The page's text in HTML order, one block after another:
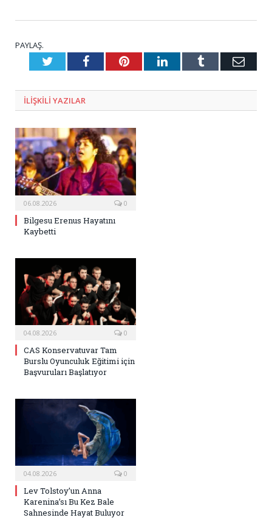
PAYLAŞ.
TwitterFacebookPinterestLinkedInTumblr E-
ILIŞKILI YAZILAR
06.08.2026 0
Bilgesu Erenus Hayatını
Kaybetti
04.08.2026 0
CAS Konservatuvar Tam
Burslu Oyunculuk Eğitimi için
Başvuruları Başlatıyor
04.08.2026 0
Lev Tolstoy’un Anna
Karenina’sı Bu Kez Bale
Sahnesinde Hayat Buluyor